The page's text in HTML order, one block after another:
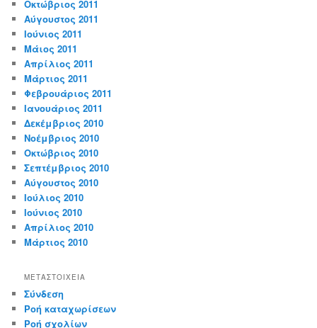
Οκτώβριος 2011
Αύγουστος 2011
Ιούνιος 2011
Μάιος 2011
Απρίλιος 2011
Μάρτιος 2011
Φεβρουάριος 2011
Ιανουάριος 2011
Δεκέμβριος 2010
Νοέμβριος 2010
Οκτώβριος 2010
Σεπτέμβριος 2010
Αύγουστος 2010
Ιούλιος 2010
Ιούνιος 2010
Απρίλιος 2010
Μάρτιος 2010
ΜΕΤΑΣΤΟΙΧΕΊΑ
Σύνδεση
Ροή καταχωρίσεων
Ροή σχολίων